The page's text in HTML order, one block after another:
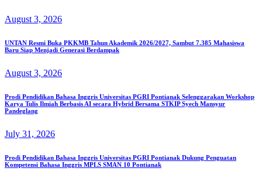
August 3, 2026
UNTAN Resmi Buka PKKMB Tahun Akademik 2026/2027, Sambut 7.385 Mahasiswa
Baru Siap Menjadi Generasi Berdampak
August 3, 2026
Prodi Pendidikan Bahasa Inggris Universitas PGRI Pontianak Selenggarakan Workshop
Karya Tulis Ilmiah Berbasis AI secara Hybrid Bersama STKIP Syech Mansyur
Pandeglang
July 31, 2026
Prodi Pendidikan Bahasa Inggris Universitas PGRI Pontianak Dukung Penguatan
Kompetensi Bahasa Inggris MPLS SMAN 10 Pontianak